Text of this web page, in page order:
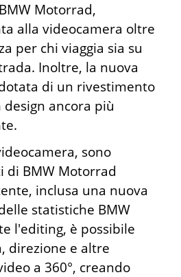
Motorrad,
alla videocamera oltre
per chi viaggia sia su
Inoltre, la nuova
di un rivestimento
ancora più
sono
di BMW Motorrad
inclusa una nuova
statistiche BMW
l'editing, è possibile
direzione e altre
a 360°, creando